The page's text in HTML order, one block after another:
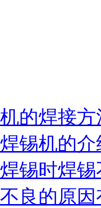
的焊接方
锡机的介
锡时焊
良的原